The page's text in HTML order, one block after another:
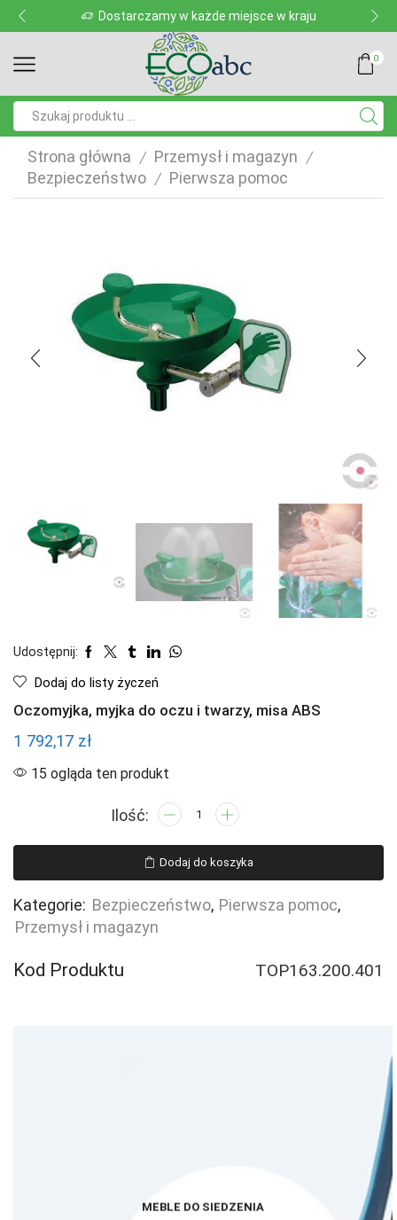
Dostarczamy w każde miejsce w kraju
0
Strona główna / Przemysł i magazyn /
Bezpieczeństwo / Pierwsza pomoc
Udostępnij:
Dodaj do listy życzeń
Oczomyjka, myjka do oczu i twarzy, misa ABS
1 792,17 zł
15 ogląda ten produkt
ilość
myjka
do
oczu
i
Dodaj do koszyka
Kategorie: Bezpieczeństwo, Pierwsza pomoc,
Przemysł i magazyn
Kod Produktu TOP163.200.401
MEBLE DO SIEDZENIA